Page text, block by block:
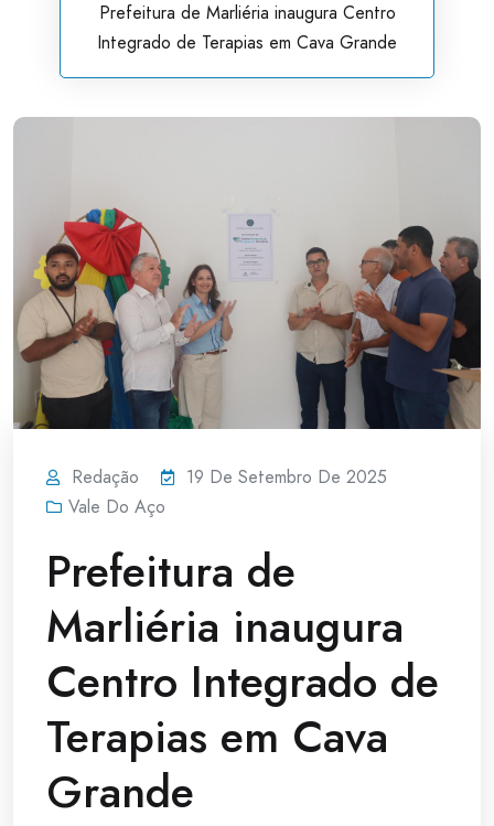
Prefeitura de Marliéria inaugura Centro
Integrado de Terapias em Cava Grande
Redação
19 De Setembro De 2025
Vale Do Aço
Prefeitura de
Marliéria inaugura
Centro Integrado de
Terapias em Cava
Grande